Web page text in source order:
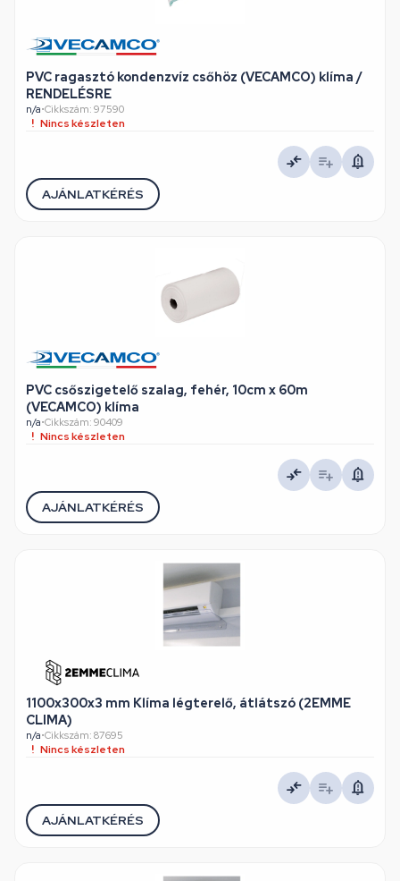
PVC ragasztó kondenzvíz csőhöz (VECAMCO) klíma /
RENDELÉSRE
n/a•Cikkszám: 97590
Nincs készleten
AJÁNLATKÉRÉS
PVC csőszigetelő szalag, fehér, 10cm x 60m
(VECAMCO) klíma
n/a•Cikkszám: 90409
Nincs készleten
AJÁNLATKÉRÉS
1100x300x3 mm Klíma légterelő, átlátszó (2EMME
CLIMA)
n/a•Cikkszám: 87695
Nincs készleten
AJÁNLATKÉRÉS